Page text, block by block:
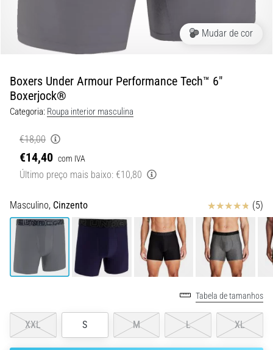
de
dor
no
joelho
e
após
a
corrida
dor
joelho
afetar
todos
os
corredores
pelo
menos
na
vida,
seja
Mudar de cor
Boxers Under Armour Performance Tech™ 6"
Boxerjock®
Categoria: Roupa interior masculina
€18,00
€14,40 com IVA
Último preço mais baixo: €10,80
Masculino, Cinzento Avaliação (5)
Tabela de tamanhos
XXL S M L XL